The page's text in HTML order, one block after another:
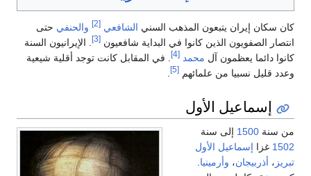
كان سكان إيران يتبعون المذهب السني الشافعي [2] والحنفي حتى
انتصار الصفويون الذين كانوا في البداية شافعيون [3]
. الإيرانيون السنة
كانوا دائما يعظمون آل محمد [4]
. في المقابل كانت توجد أقلية شيعية
وعدد قليل نسبيا من علمائهم [5]
إسماعيل الأول
من سنة 1500 إلى سنة
1502 غزا إسماعيل الأول
تبريز ، أذربيجان، وأرمينيا